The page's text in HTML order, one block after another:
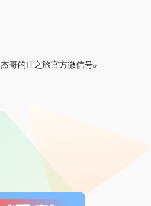
杰哥的IT之旅官方微信号